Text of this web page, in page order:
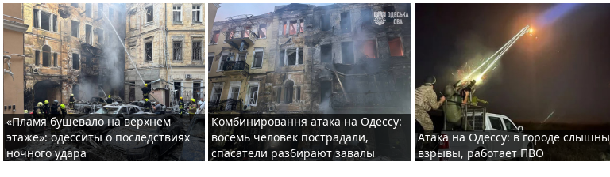
«Пламя бушевало на верхнем
этаже»: одесситы о последствиях
ночного удара
Комбинировання атака на Одессу:
восемь человек пострадали,
спасатели разбирают завалы
Атака на Одессу: в городе слышны
взрывы, работает ПВО